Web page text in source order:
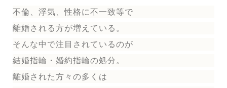
不倫、浮気、性格に不一致等で
離婚される方が増えている。
そんな中で注目されているのが
結婚指輪 ・婚約指輪の処分。
離婚された方々の多くは